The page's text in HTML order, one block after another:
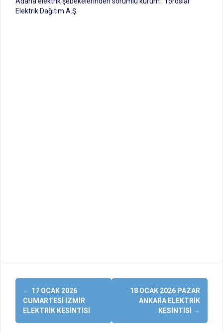
Elektrik Dağıtım A.Ş.
Yazı
dolaşımı
← 17 OCAK 2026
CUMARTESI İZMIR
ELEKTRIK KESINTISI
18 OCAK 2026 PAZAR
ANKARA ELEKTRIK
KESINTISI →